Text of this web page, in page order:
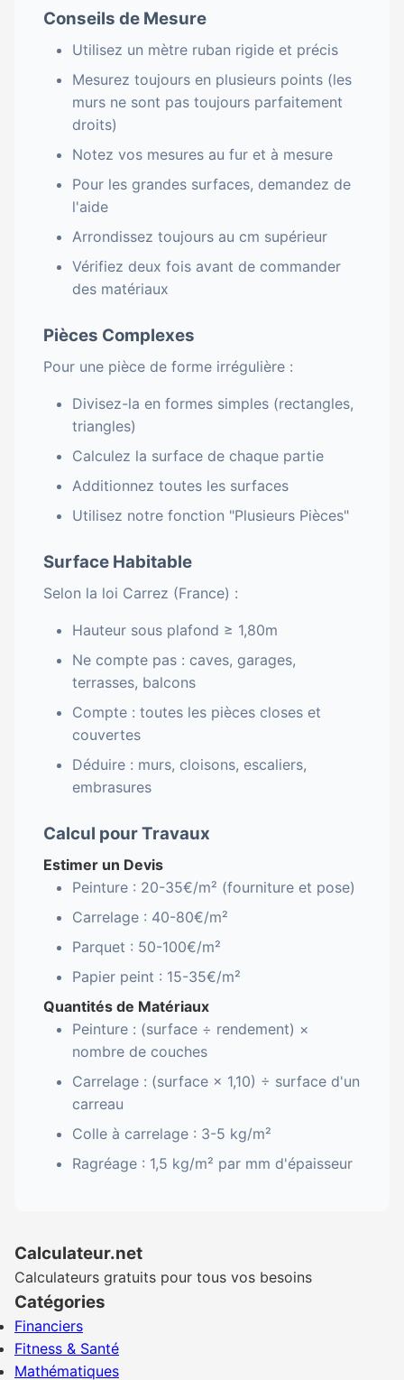
Conseils de Mesure
Utilisez un mètre ruban rigide et précis
Mesurez toujours en plusieurs points (les
murs ne sont pas toujours parfaitement
droits)
Notez vos mesures au fur et à mesure
Pour les grandes surfaces, demandez de
l'aide
Arrondissez toujours au cm supérieur
Vérifiez deux fois avant de commander
des matériaux
Pièces Complexes
Pour une pièce de forme irrégulière :
Divisez-la en formes simples (rectangles,
triangles)
Calculez la surface de chaque partie
Additionnez toutes les surfaces
Utilisez notre fonction "Plusieurs Pièces"
Surface Habitable
Selon la loi Carrez (France) :
Hauteur sous plafond ≥ 1,80m
Ne compte pas : caves, garages,
terrasses, balcons
Compte : toutes les pièces closes et
couvertes
Déduire : murs, cloisons, escaliers,
embrasures
Calcul pour Travaux
Estimer un Devis
Peinture : 20-35€/m² (fourniture et pose)
Carrelage : 40-80€/m²
Parquet : 50-100€/m²
Papier peint : 15-35€/m²
Quantités de Matériaux
Peinture : (surface ÷ rendement) ×
nombre de couches
Carrelage : (surface × 1,10) ÷ surface d'un
carreau
Colle à carrelage : 3-5 kg/m²
Ragréage : 1,5 kg/m² par mm d'épaisseur
Calculateur.net
Calculateurs gratuits pour tous vos besoins
Catégories
Financiers
Fitness & Santé
Mathématiques